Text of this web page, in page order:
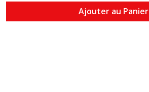
Ajouter au Panier